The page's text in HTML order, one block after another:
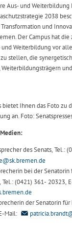
Aus- und
2038
und
Der Campus hat
Weiterbildung vor
stellen, die
bietet Ihnen das Foto zu
an. Foto:
des Senats, Tel.:
bei der Senatorin
(0421) 361- 20323,
der Senatorin
Mail: